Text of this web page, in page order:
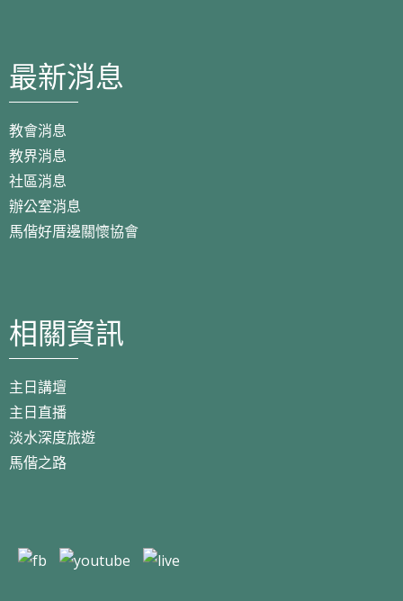
最新消息
教會消息
教界消息
社區消息
辦公室消息
馬偕好厝邊關懷協會
相關資訊
主日講壇
主日直播
淡水深度旅遊
馬偕之路